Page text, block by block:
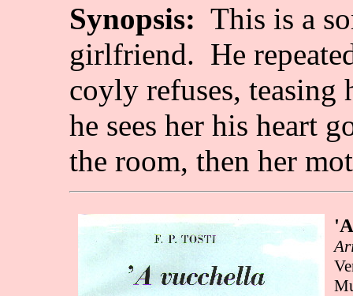
Synopsis: This is a
girlfriend. He
coyly refuses,
he sees her his heart
the room, then her